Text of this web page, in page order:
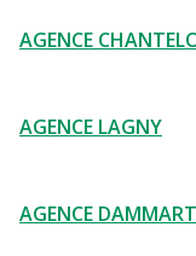
AGENCE
AGENCE LAGNY
AGENCE